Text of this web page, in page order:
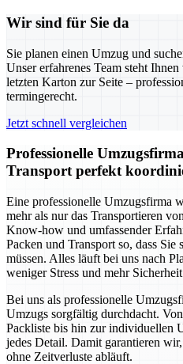
Wir sind für Sie da
Sie planen einen Umzug und
Unser erfahrenes Team steht
letzten Karton zur Seite –
termingerecht.
Jetzt schnell vergleichen
Professionelle
Transport perfekt
Eine professionelle Umzugsfirma
mehr als nur das Transportieren
Know-how und umfassender
Packen und Transport so, dass
müssen. Alles läuft bei uns nach
weniger Stress und mehr
Bei uns als professionelle
Umzugs sorgfältig durchdacht.
Packliste bis hin zur individuellen
jedes Detail. Damit garantieren
ohne Zeitverluste abläuft.